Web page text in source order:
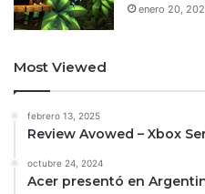
enero 20,
Most Viewed
febrero 13, 2025
Review Avowed – Xbox
octubre 24, 2024
Acer presentó en